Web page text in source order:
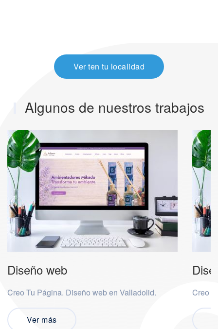
Ver ten tu localidad
Algunos de nuestros trabajos
Diseño web
Creo Tu Página. Diseño web en Valladolid.
Ver más
Creo